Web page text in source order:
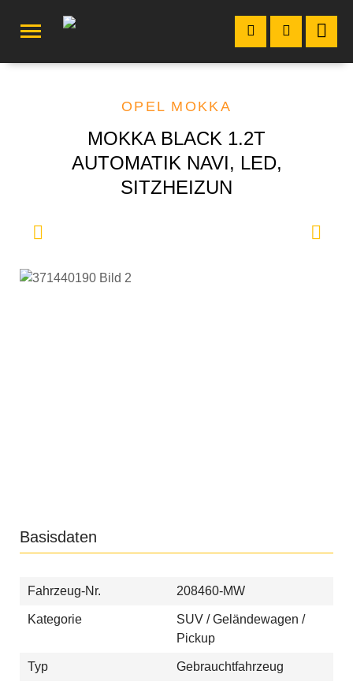
OPEL MOKKA
MOKKA BLACK 1.2T
AUTOMATIK NAVI, LED,
SITZHEIZUN
Basisdaten
Fahrzeug-Nr. 208460-MW
Kategorie
SUV / Geländewagen /
Pickup
Typ Gebrauchtfahrzeug